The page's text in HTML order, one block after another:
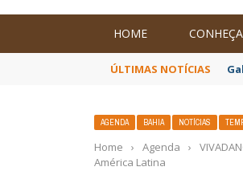
HOME
ÚLTIMAS NOTÍCIAS
AGENDA BAHIA NOTÍCIAS
Home › Agenda ›
América Latina